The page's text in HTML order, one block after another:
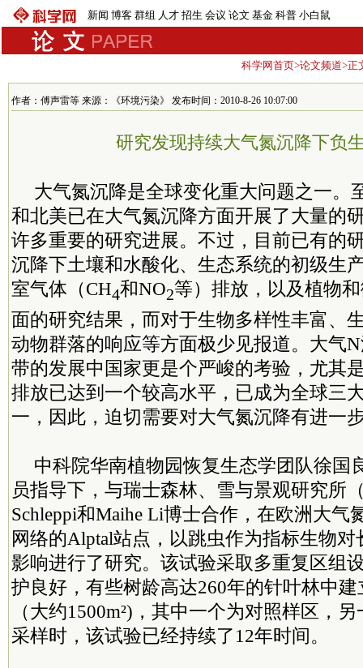
新闻 博客 群组 人才 招生 会议 论文 基金 科普 小白鼠
科学网首页>论文频道>正
作者：傅声雷等 来源：《环境污染》 发布时间：2010-8-26 10:07:00
研究发现持续大气氮沉降下负
大气氮沉降是全球变化重大问题之一。
和北美已在大气氮沉降方面开展了大量的
许多重要的研究进展。不过，目前已有的
沉降下土壤和水酸化、生态系统的初级生
室气体（CH4和NO2等）排放，以及植物
面的研究结果，而对于生物多样性丰富、
动物群落的响应等方面极少见报道。大气
带的发展中国家更是个严峻的考验，尤其
排放已达到一个较高水平，已成为全球三
一，因此，迫切需要对大气氮沉降有进一
中科院华南植物园恢复生态学团队徐国
员指导下，与瑞士森林、雪与景观研究所
Schleppi和Maihe Li博士合作，在欧洲大气
网络的Alptal站点，以跳虫作为指标生物
影响进行了研究。该试验采取多重复区组
护良好，有些树龄高达260年的针叶林中
（大约1500m²)，其中一个为对照样区，
采样时，该试验已经持续了12年时间。